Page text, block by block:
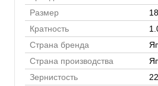
Размер
Кратность
Страна бренда
Страна производства
Зернистость